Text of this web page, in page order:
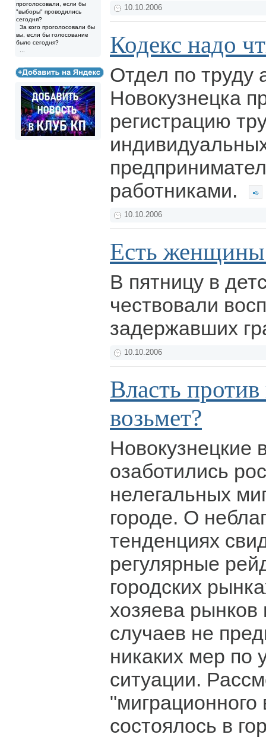
проголосовали, если бы
"выборы" проводились
сегодня?
За кого проголосовали бы
вы, если бы голосование
было сегодня?
10.10.2006
Кодекс надо
Отдел по труду
Новокузнецка
регистрацию
работниками.
10.10.2006
Есть
В пятницу в
чествовали
задержавших
10.10.2006
Власть против
возьмет?
Новокузнецкие
озаботились
нелегальных
городе. О
тенденциях
регулярные
городских
хозяева
случаев не
никаких мер по
ситуации.
"миграционного
состоялось в